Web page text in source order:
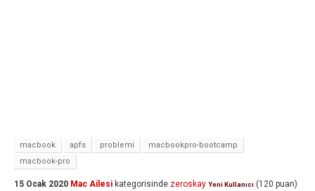
macbook apfs problemi
macbookpro-bootcamp
macbook-pro
15 Ocak 2020 Mac Ailesi kategorisinde zeroskay Yeni Kullanıcı (120 puan)